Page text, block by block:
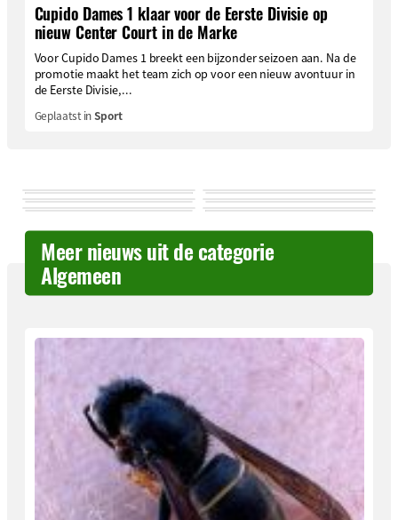
Cupido Dames 1 klaar voor de Eerste Divisie op
nieuw Center Court in de Marke
Voor Cupido Dames 1 breekt een bijzonder seizoen aan. Na de
promotie maakt het team zich op voor een nieuw avontuur in
de Eerste Divisie,...
Geplaatst inSport
Meer nieuws uit de categorie
Algemeen